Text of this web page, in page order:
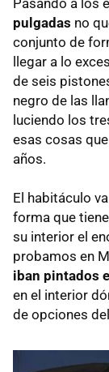
Pasando a los
pulgadas no
conjunto de
llegar a lo
de seis
negro de las
luciendo los
esas cosas
años.
El habitáculo
forma que
su interior el
probamos en
iban pintados
en el interior
de opciones